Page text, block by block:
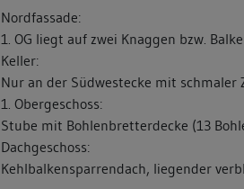
Nordfassade:
1. OG liegt auf zwei Knaggen bzw.
Keller:
Nur an der Südwestecke mit schmaler
1. Obergeschoss:
Stube mit Bohlenbretterdecke (13
Dachgeschoss:
Kehlbalkensparrendach, liegender